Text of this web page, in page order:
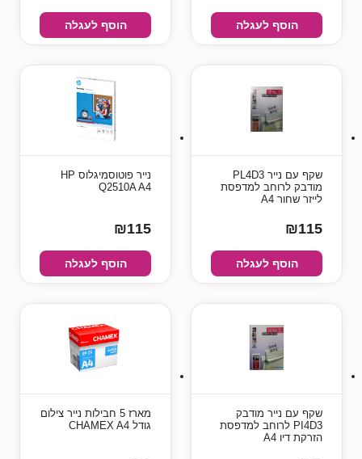
הוסף לעגלה הוסף לעגלה
שקף עם נייר PL4D3
מודבק לרוחב למדפסת
לייזר שחור A4
₪115
הוסף לעגלה
נייר פוטוסמיגלוס HP
Q2510A A4
₪115
הוסף לעגלה
שקף עם נייר מודבק
PI4D3 לרוחב למדפסת
הזרקת דיו A4
מארז 5 חבילות נייר צילום
גודל CHAMEX A4